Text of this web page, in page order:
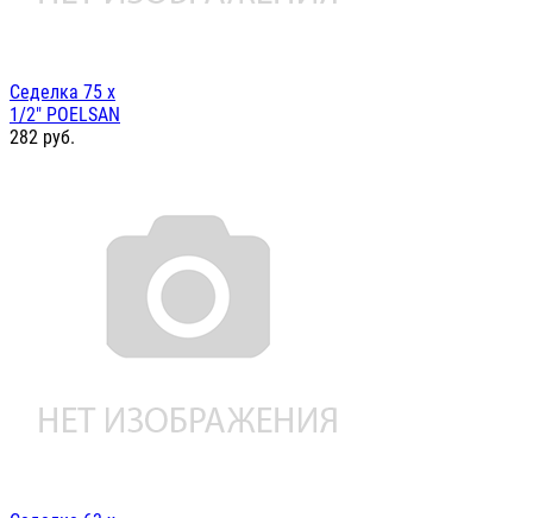
Седелка 75 х
1/2" POELSAN
282 руб.